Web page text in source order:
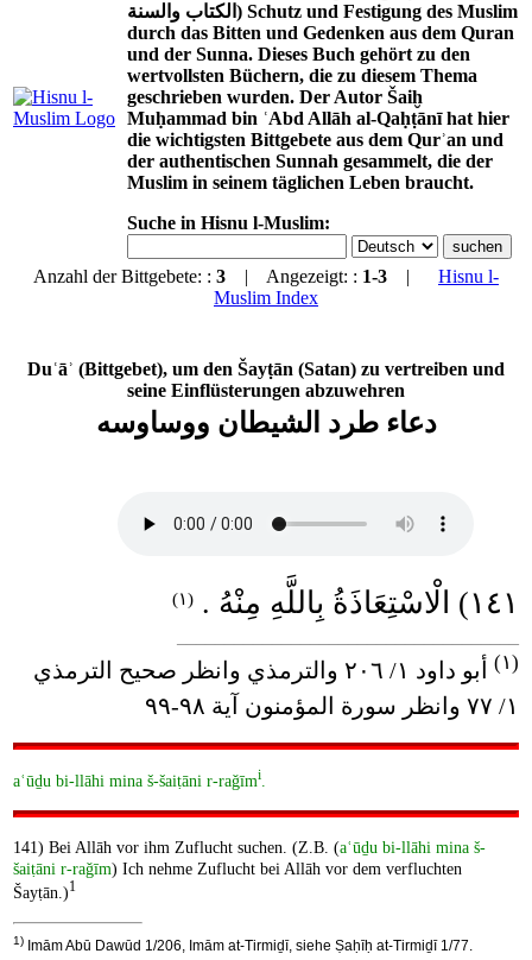
الكتاب والسنة) Schutz und Festigung des Muslim
durch das Bitten und Gedenken aus dem Quran
und der Sunna. Dieses Buch gehört zu den
wertvollsten Büchern, die zu diesem Thema
geschrieben wurden. Der Autor Šaiḫ
Muḥammad bin ʿAbd Allāh al-Qaḥṭānī hat hier
die wichtigsten Bittgebete aus dem Qurʾan und
der authentischen Sunnah gesammelt, die der
Muslim in seinem täglichen Leben braucht.
Suche in Hisnu l-Muslim:
Anzahl der Bittgebete: : 3 | Angezeigt: : 1-3 | Hisnu l-
Muslim Index
Duʿāʾ (Bittgebet), um den Šayṭān (Satan) zu vertreiben und
seine Einflüsterungen abzuwehren
دعاء طرد الشيطان ووساوسه
١٤١) الْاسْتِعَاذَةُ بِاللَّهِ مِنْهُ . (١)
(١)
أبو داود ١/ ٢٠٦ والترمذي وانظر صحيح الترمذي
١/ ٧٧ وانظر سورة المؤمنون آية ٩٨-٩٩
aʿūḏu bi-llāhi mina š-šaiṭāni r-raǧīmi.
141) Bei Allāh vor ihm Zuflucht suchen. (Z.B. (aʿūḏu bi-llāhi mina š-
šaiṭāni r-raǧīm) Ich nehme Zuflucht bei Allāh vor dem verfluchten
Šayṭān.)1
1) Imām Abū Dawūd 1/206, Imām at-Tirmiḏī, siehe Ṣaḥīḥ at-Tirmiḏī 1/77.